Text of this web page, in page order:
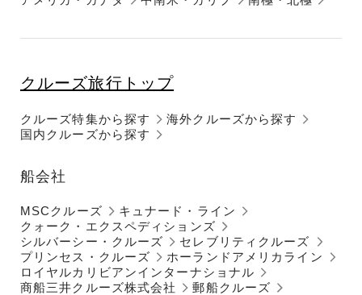
クルーズ旅行トップ
クルーズ特集から探す
国内クルーズから探す
海外クルーズから探す
船会社
MSCクルーズ
キュナード・ライン
クォーク・エクスペディションズ
シルバーシー・クルーズ
セレブリティクルーズ
プリンセス・クルーズ
ホーランドアメリカライン
ロイヤルカリビアンインターナショナル
商船三井クルーズ株式会社
郵船クルーズ